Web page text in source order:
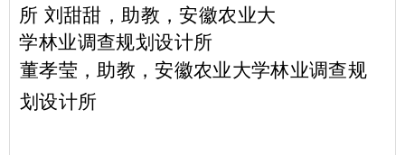
所 刘甜甜，助教，安徽农业大
学林业调查规划设计所
董孝莹，助教，安徽农业大学林业调查规
划设计所